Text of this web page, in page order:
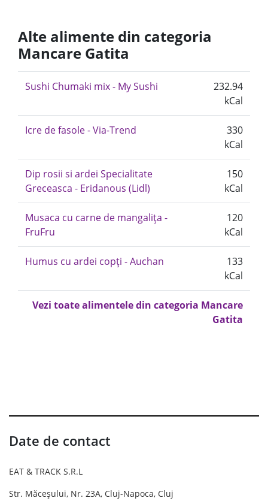
Alte alimente din categoria
Mancare Gatita
Sushi Chumaki mix - My Sushi
232.94
kCal
Icre de fasole - Via-Trend
330
kCal
Dip rosii si ardei Specialitate
Greceasca - Eridanous (Lidl)
150
kCal
Musaca cu carne de mangalița -
FruFru
120
kCal
Humus cu ardei copți - Auchan
133
kCal
Vezi toate alimentele din categoria Mancare
Gatita
Date de contact
EAT & TRACK S.R.L
Str. Măceșului, Nr. 23A, Cluj-Napoca, Cluj